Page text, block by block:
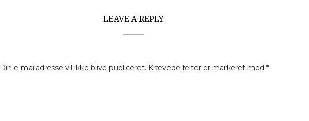
LEAVE A REPLY
Din e-mailadresse vil ikke blive publiceret. Krævede felter er markeret med *